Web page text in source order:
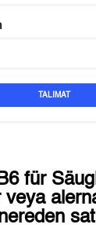
TALIMAT
für
veya